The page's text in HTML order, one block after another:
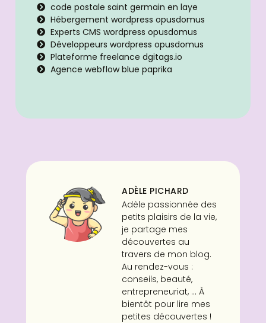
code postale saint germain en laye
Hébergement wordpress opusdomus
Experts CMS wordpress opusdomus
Développeurs wordpress opusdomus
Plateforme freelance dgitags.io
Agence webflow blue paprika
ADÈLE PICHARD
Adèle passionnée des
petits plaisirs de la vie,
je partage mes
découvertes au
travers de mon blog.
Au rendez-vous :
conseils, beauté,
entrepreneuriat, ... À
bientôt pour lire mes
petites découvertes !